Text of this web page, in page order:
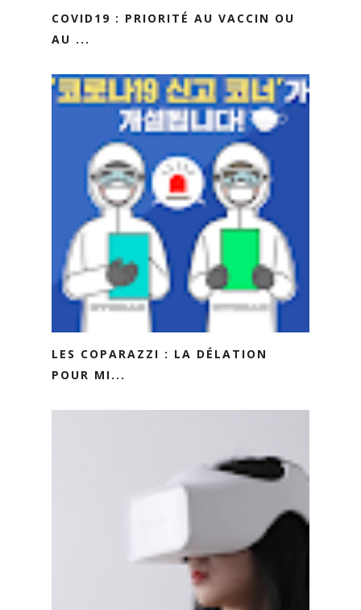
COVID19 : PRIORITÉ AU VACCIN OU
AU ...
LES COPARAZZI : LA DÉLATION
POUR MI...